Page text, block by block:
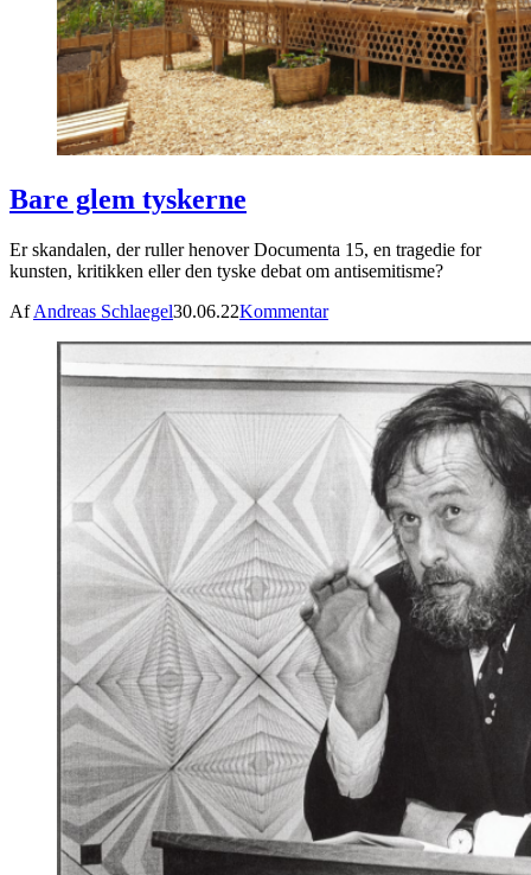
Bare glem tyskerne
Er skandalen, der ruller henover Documenta 15, en tragedie for
kunsten, kritikken eller den tyske debat om antisemitisme?
AfAndreas Schlaegel30.06.22Kommentar